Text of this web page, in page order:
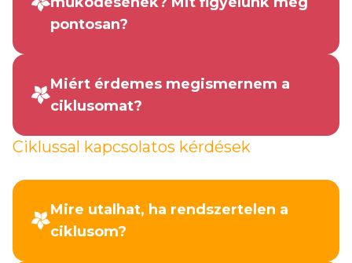
pontosan?
Miért érdemes megismernem a
ciklusomat?
Ciklussal kapcsolatos kérdések
Mire utalhat, ha rendszertelen a
ciklusom?